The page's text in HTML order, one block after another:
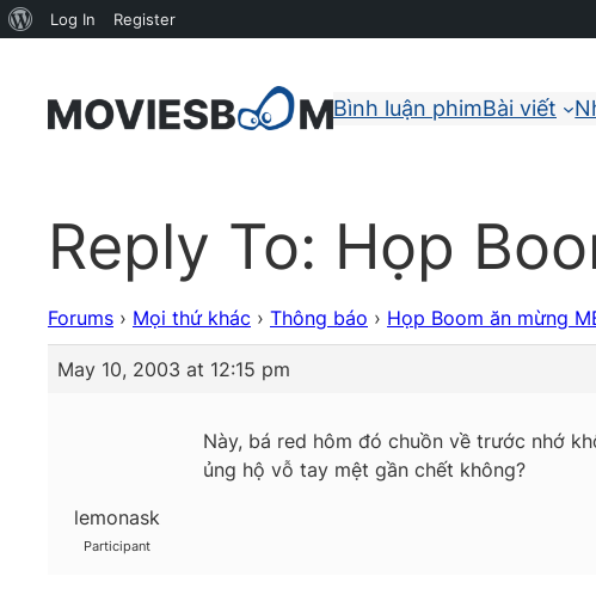
Bình luận phimBài viết
Reply To: Họp
Forums › Mọi thứ khác › Thông báo › Họp Boom ăn mừng
May 10, 2003 at 12:15 pm
lemonask
Participant
Này, bá red hôm đó chuồn về trước nhớ
ủng hộ vỗ tay mệt gần chết không?
About
Log In Register